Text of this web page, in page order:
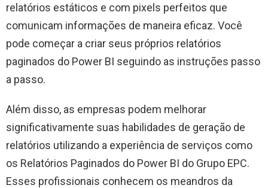
relatórios estáticos e com pixels perfeitos que
comunicam informações de maneira eficaz. Você
pode começar a criar seus próprios relatórios
paginados do Power BI seguindo as instruções passo
a passo.
Além disso, as empresas podem melhorar
significativamente suas habilidades de geração de
relatórios utilizando a experiência de serviços como
os Relatórios Paginados do Power BI do Grupo EPC.
Esses profissionais conhecem os meandros da